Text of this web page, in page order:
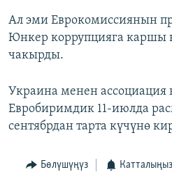
Ал эми Еврокомиссиянын
Юнкер коррупцияга каршы
чакырды.
Украина менен
Евробиримдик 11-июлда
сентябрдан тарта күчүнө
Бөлүшүңүз Катталыңыз